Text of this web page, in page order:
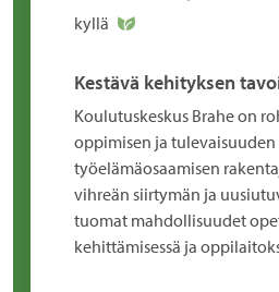
kyllä
Kestävä kehityksen
Koulutuskeskus Brahe on
oppimisen ja tulevaisuuden
työelämäosaamisen
vihreän siirtymän ja
tuomat mahdollisuudet
kehittämisessä ja